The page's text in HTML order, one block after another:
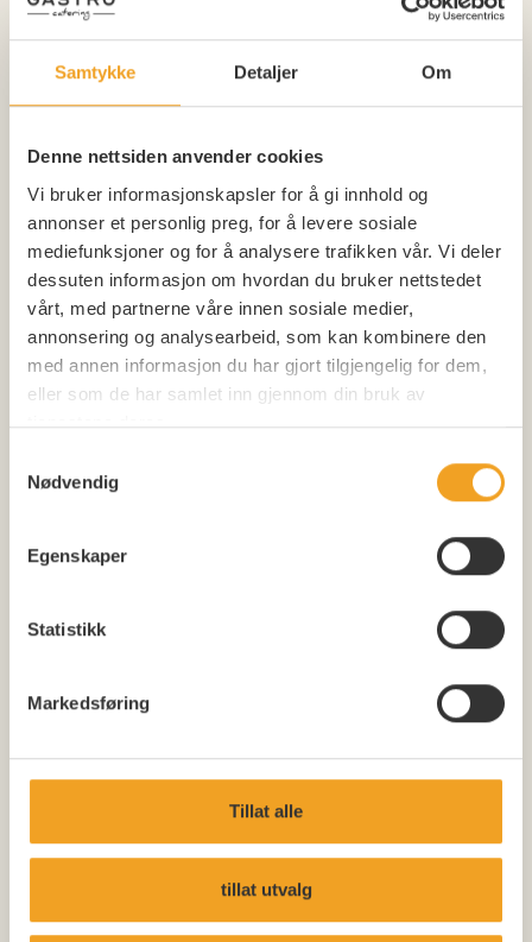
Samtykke Detaljer Om
Denne nettsiden anvender cookies
Vi bruker informasjonskapsler for å gi innhold og
annonser et personlig preg, for å levere sosiale
mediefunksjoner og for å analysere trafikken vår. Vi deler
dessuten informasjon om hvordan du bruker nettstedet
vårt, med partnerne våre innen sosiale medier,
annonsering og analysearbeid, som kan kombinere den
med annen informasjon du har gjort tilgjengelig for dem,
eller som de har samlet inn gjennom din bruk av
tjenestene deres.
Nødvendig
Egenskaper
Statistikk
Markedsføring
Tillat alle
tillat utvalg
STREET FOOD
Street Food fra vår food truck
SE MENY
Enkel og Stor Grill